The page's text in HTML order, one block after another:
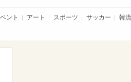
ント アート スポーツ サッカー
韓